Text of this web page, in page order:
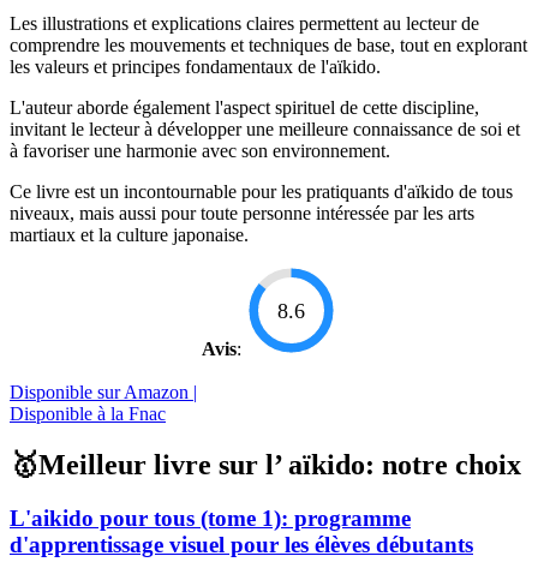
Les illustrations et explications claires permettent au lecteur de
comprendre les mouvements et techniques de base, tout en explorant
les valeurs et principes fondamentaux de l'aïkido.
L'auteur aborde également l'aspect spirituel de cette discipline,
invitant le lecteur à développer une meilleure connaissance de soi et
à favoriser une harmonie avec son environnement.
Ce livre est un incontournable pour les pratiquants d'aïkido de tous
niveaux, mais aussi pour toute personne intéressée par les arts
martiaux et la culture japonaise.
Avis:
8.6
Disponible sur Amazon |
Disponible à la Fnac
🥇Meilleur livre sur l’ aïkido: notre choix
L'aikido pour tous (tome 1): programme
d'apprentissage visuel pour les élèves débutants